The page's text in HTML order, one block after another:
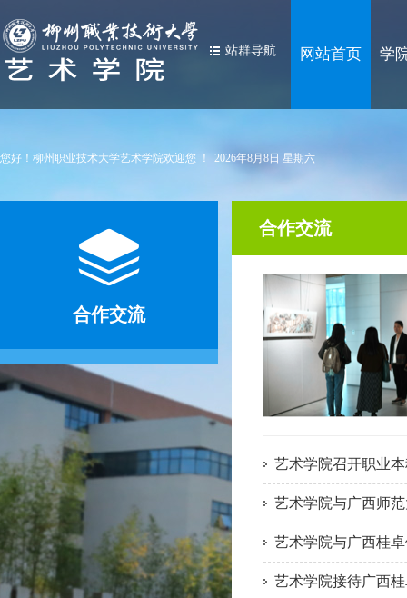
网站首页 学
站群导航
您好！柳州职业技术大学艺术学院欢迎您 ！ 2026年8月 8 日 星期六
合作交流
合作交流
艺术学院召开职业
艺术学院与广西师
艺术学院与广西桂
艺术学院接待广西